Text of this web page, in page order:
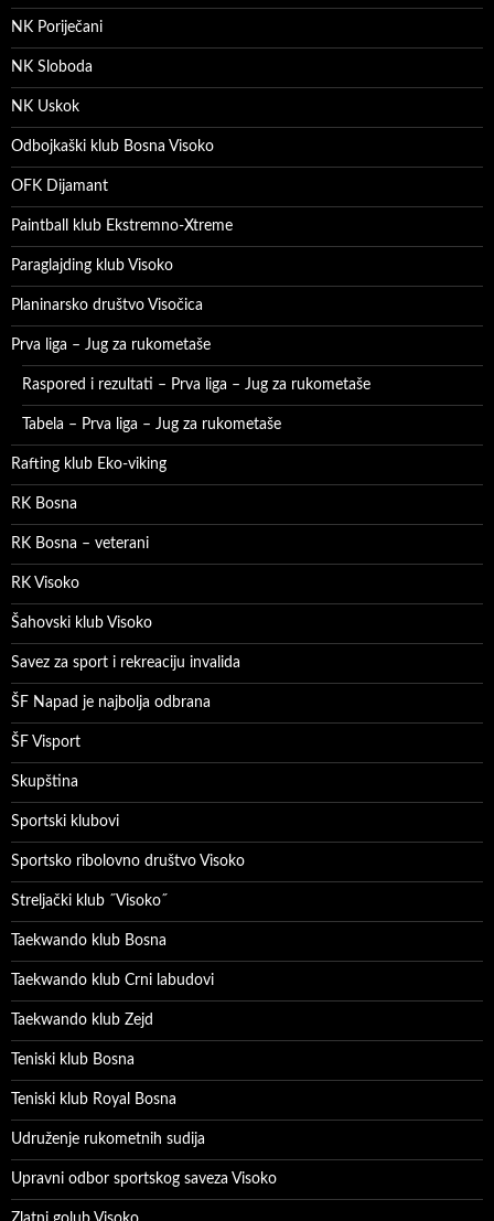
NK Poriječani
NK Sloboda
NK Uskok
Odbojkaški klub Bosna Visoko
OFK Dijamant
Paintball klub Ekstremno-Xtreme
Paraglajding klub Visoko
Planinarsko društvo Visočica
Prva liga – Jug za rukometaše
Raspored i rezultati – Prva liga – Jug za rukometaše
Tabela – Prva liga – Jug za rukometaše
Rafting klub Eko-viking
RK Bosna
RK Bosna – veterani
RK Visoko
Šahovski klub Visoko
Savez za sport i rekreaciju invalida
ŠF Napad je najbolja odbrana
ŠF Visport
Skupština
Sportski klubovi
Sportsko ribolovno društvo Visoko
Streljački klub ˝Visoko˝
Taekwando klub Bosna
Taekwando klub Crni labudovi
Taekwando klub Zejd
Teniski klub Bosna
Teniski klub Royal Bosna
Udruženje rukometnih sudija
Upravni odbor sportskog saveza Visoko